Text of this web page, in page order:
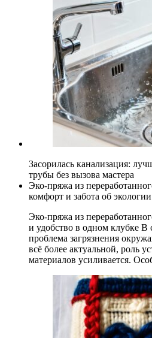
Засорилась канализация:
трубы без вызова мастера
Эко-пряжа из
комфорт и забота об экологии
Эко-пряжа из
и удобство в одном клубке В
проблема загрязнения
всё более актуальной, роль
материалов усиливается.